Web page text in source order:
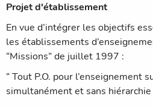
Projet d'établissement
En vue d’intégrer les objectifs
les établissements
“Missions” de juillet 1997 :
“ Tout P.O. pour l’enseignement
simultanément et sans